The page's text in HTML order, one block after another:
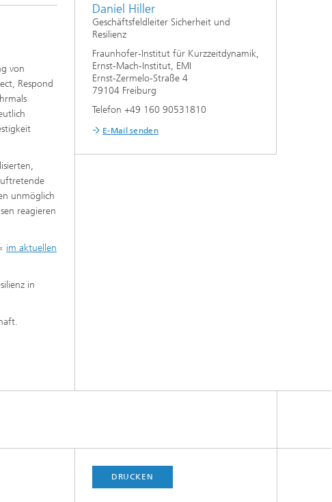
von
Respond
unmöglich
reagieren
im aktuellen
in
Daniel Hiller
Geschäftsfeldleiter Sicherheit und
Resilienz
Fraunhofer-Institut für Kurzzeitdynamik,
Ernst-Mach-Institut, EMI
Ernst-Zermelo-Straße 4
79104 Freiburg
Telefon +49 160 90531810
E-Mail senden
DRUCKEN